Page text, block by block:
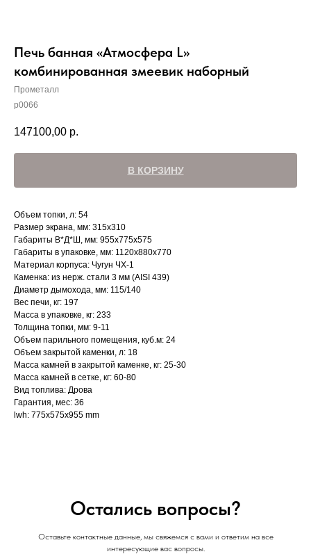
Печь банная «Атмосфера L»
комбинированная змеевик наборный
Прометалл
p0066
147100,00 р.
В КОРЗИНУ
Объем топки, л: 54
Размер экрана, мм: 315х310
Габариты В*Д*Ш, мм: 955х775х575
Габариты в упаковке, мм: 1120х880х770
Материал корпуса: Чугун ЧХ-1
Каменка: из нерж. стали 3 мм (AISI 439)
Диаметр дымохода, мм: 115/140
Вес печи, кг: 197
Масса в упаковке, кг: 233
Толщина топки, мм: 9-11
Объем парильного помещения, куб.м: 24
Объем закрытой каменки, л: 18
Масса камней в закрытой каменке, кг: 25-30
Масса камней в сетке, кг: 60-80
Вид топлива: Дрова
Гарантия, мес: 36
lwh: 775x575x955 mm
Остались вопросы?
Оставьте контактные данные, мы свяжемся с вами и ответим на все
интересующие вас вопросы.